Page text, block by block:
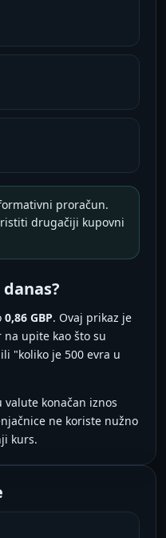
proračun.
drugačiji kupovni
danas?
0,86 GBP. Ovaj prikaz je
upite kao što su
"koliko je 500 evra u
konačan iznos
ne koriste nužno
kurs.